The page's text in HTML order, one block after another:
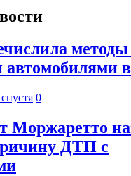
методы
автомобилями
0
Моржаретто
ДТП с